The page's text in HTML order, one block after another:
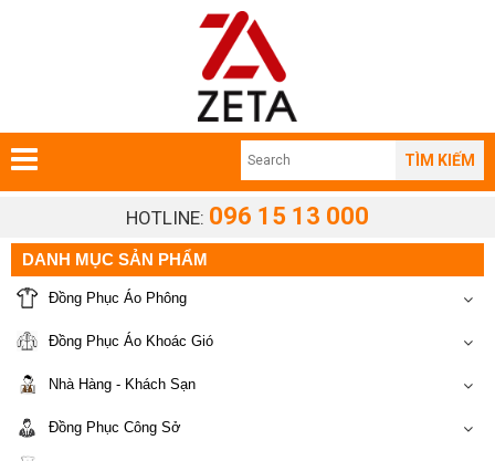
TÌM KIẾM
HOTLINE: 096 15 13 000
DANH MỤC SẢN PHẨM
Đồng Phục Áo Phông
Đồng Phục Áo Khoác Gió
Nhà Hàng - Khách Sạn
Đồng Phục Công Sở